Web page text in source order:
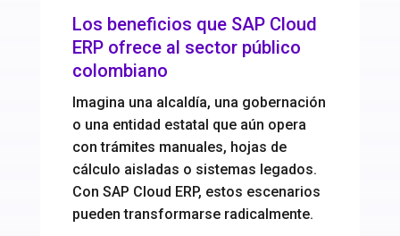
Los beneficios que SAP Cloud
ERP ofrece al sector público
colombiano
Imagina una alcaldía, una gobernación
o una entidad estatal que aún opera
con trámites manuales, hojas de
cálculo aisladas o sistemas legados.
Con SAP Cloud ERP, estos escenarios
pueden transformarse radicalmente.